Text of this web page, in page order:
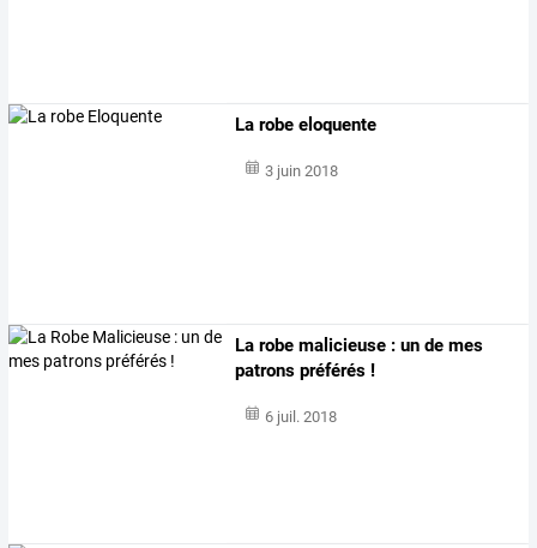
La robe eloquente
3 juin 2018
La robe malicieuse : un de mes
patrons préférés !
6 juil. 2018